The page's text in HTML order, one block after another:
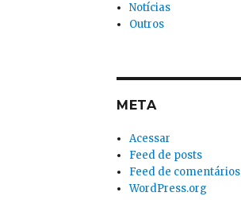
Notícias
Outros
META
Acessar
Feed de posts
Feed de comentários
WordPress.org